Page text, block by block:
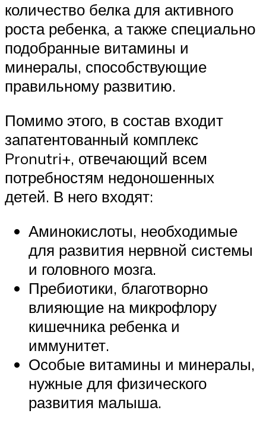
количество белка для активного
роста ребенка, а также специально
подобранные витамины и
минералы, способствующие
правильному развитию.
Помимо этого, в состав входит
запатентованный комплекс
Pronutri+, отвечающий всем
потребностям недоношенных
детей. В него входят:
Аминокислоты, необходимые
для развития нервной системы
и головного мозга.
Пребиотики, благотворно
влияющие на микрофлору
кишечника ребенка и
иммунитет.
Особые витамины и минералы,
нужные для физического
развития малыша.